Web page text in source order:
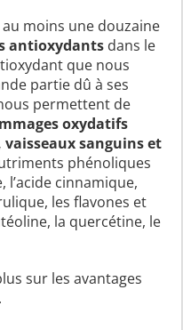
moins une douzaine
antioxydants dans le
que nous
partie dû à ses
permettent de
oxydatifs
sanguins et
phénoliques
l’acide cinnamique,
les flavones et
la quercétine, le
sur les avantages